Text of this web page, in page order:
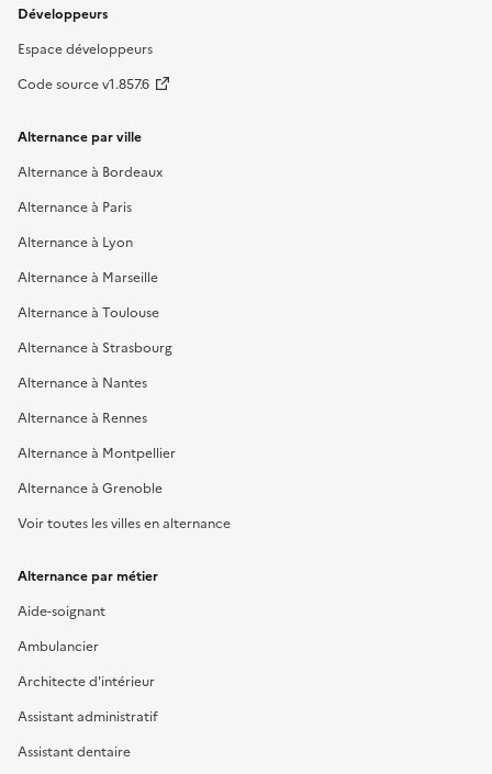
Développeurs
Espace développeurs
Code source v1.857.6
Alternance par ville
Alternance à Bordeaux
Alternance à Paris
Alternance à Lyon
Alternance à Marseille
Alternance à Toulouse
Alternance à Strasbourg
Alternance à Nantes
Alternance à Rennes
Alternance à Montpellier
Alternance à Grenoble
Voir toutes les villes en alternance
Alternance par métier
Aide-soignant
Ambulancier
Architecte d'intérieur
Assistant administratif
Assistant dentaire